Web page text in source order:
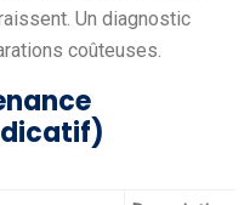
Un diagnostic
coûteuses.